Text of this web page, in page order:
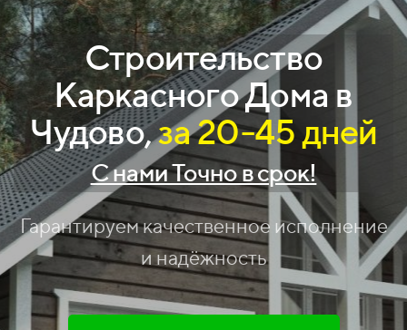
Строительство
Каркасного Дома в
Чудово,за 20-45 дней
С нами Точно в срок!
Гарантируем качественное исполнение
и надёжность